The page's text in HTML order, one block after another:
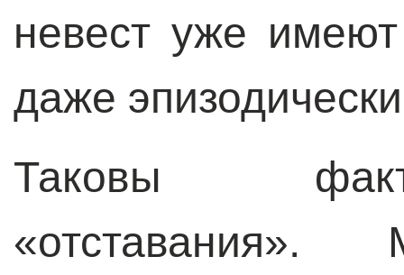
невест уже
даже
Таковы
«отставания».